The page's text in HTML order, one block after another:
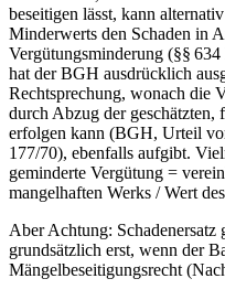
beseitigen lässt, kann
Minderwerts den Schaden in
Vergütungsminderung (§§
hat der BGH ausdrücklich
Rechtsprechung, wonach die
durch Abzug der geschätzten,
erfolgen kann (BGH, Urteil
177/70), ebenfalls aufgibt.
geminderte Vergütung =
mangelhaften Werks / Wert
Aber Achtung: Schadenersatz
grundsätzlich erst, wenn der
Mängelbeseitigungsrecht